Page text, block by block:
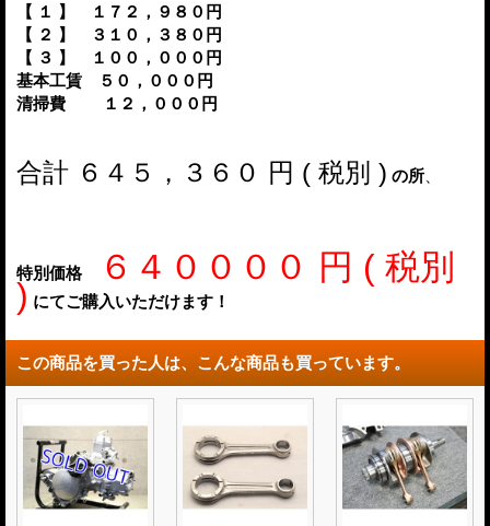
【 １ 】 １７２，９８０円
【 ２ 】 ３１０，３８０円
【 ３ 】 １００，０００円
基本工賃 ５０，０００円
清掃費 １２，０００円
合計 ６４５，３６０ 円 ( 税別 ) の所
特別価格 ６４００００ 円 ( 税別
) にてご購入いただけます！
この商品を買った人は、こんな商品も買っています。